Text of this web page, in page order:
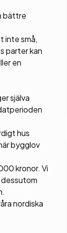
bättre
inte små,
parter kan
en
själva
hus
bygglov
kronor. Vi
nordiska